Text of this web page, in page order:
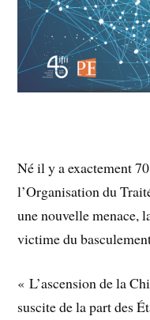
Né il y a exactement
l’Organisation du
une nouvelle menace,
victime du
« L’ascension de la
suscite de la part des